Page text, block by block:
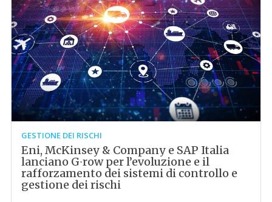
GESTIONE DEI RISCHI
Eni, McKinsey & Company e SAP Italia
lanciano G∙row per l’evoluzione e il
rafforzamento dei sistemi di controllo e
gestione dei rischi